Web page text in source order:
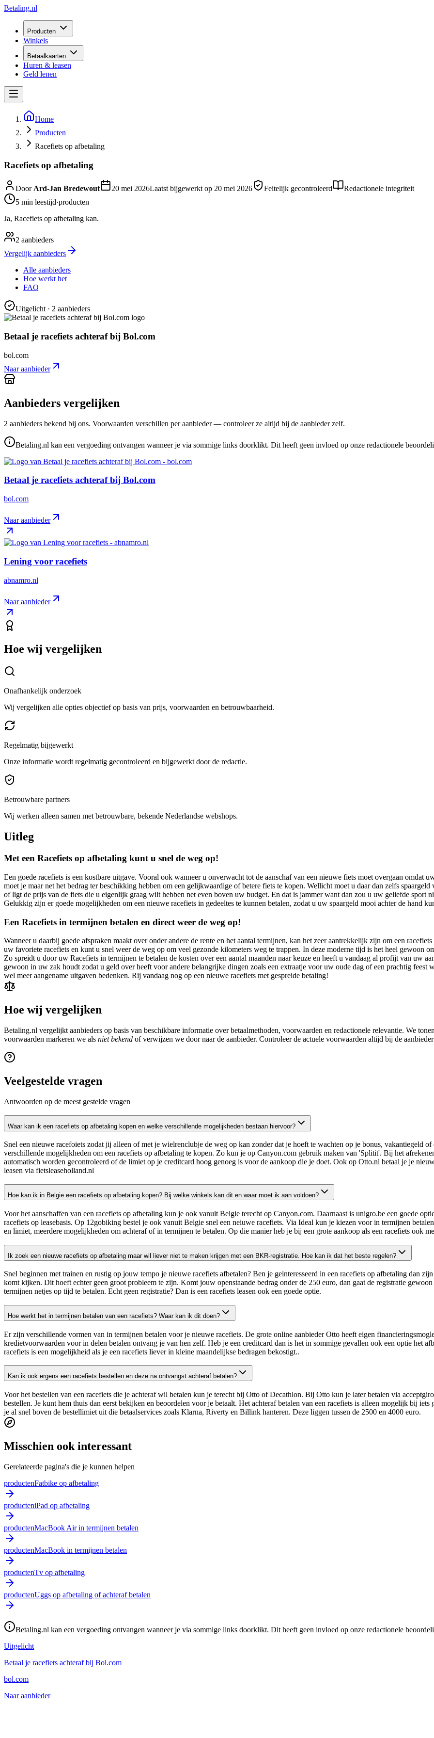
Betaling.nl
Producten
Winkels
Betaalkaarten
Huren & leasen
Geld lenen
Home
Producten
Racefiets op afbetaling
Racefiets op afbetaling
DoorArd-Jan Bredewout 20 mei 2026Laatst bijgewerkt op 20 mei 2026 Feitelijk gecontroleerd
Redactionele integriteit
5 min leestijd·producten
Ja, Racefiets op afbetaling kan.
2 aanbieders
Vergelijk aanbieders
Alle aanbieders
Hoe werkt het
FAQ
Uitgelicht· 2 aanbieders
Betaal je racefiets achteraf bij Bol.com
bol.com
Naar aanbieder
Aanbieders vergelijken
2 aanbieders bekend bij ons. Voorwaarden verschillen per aanbieder — controleer ze altijd bij de aanbieder zelf.
Betaling.nl kan een vergoeding ontvangen wanneer je via sommige links doorklikt. Dit heeft geen invloed op onze redactionele
Betaal je racefiets achteraf bij Bol.com
bol.com
Naar aanbieder
Lening voor racefiets
abnamro.nl
Naar aanbieder
Hoe wij vergelijken
Onafhankelijk onderzoek
Wij vergelijken alle opties objectief op basis van prijs, voorwaarden en betrouwbaarheid.
Regelmatig bijgewerkt
Onze informatie wordt regelmatig gecontroleerd en bijgewerkt door de redactie.
Betrouwbare partners
Wij werken alleen samen met betrouwbare, bekende Nederlandse webshops.
Uitleg
Met een Racefiets op afbetaling kunt u snel de weg op!
Een goede racefiets is een kostbare uitgave. Vooral ook wanneer u onverwacht tot de aanschaf van een nieuwe fiets moet overgaan omdat
moet je maar net het bedrag ter beschikking hebben om een gelijkwaardige of betere fiets te kopen. Wellicht moet u daar dan zelfs
of ligt de prijs van de fiets die u eigenlijk graag wilt hebben net even boven uw budget. En dat is jammer want dan zou u uw geliefde sport
Gelukkig zijn er goede mogelijkheden om een nieuwe racefiets in gedeeltes te kunnen betalen, zodat u uw spaargeld mooi achter de hand
Een Racefiets in termijnen betalen en direct weer de weg op!
Wanneer u daarbij goede afspraken maakt over onder andere de rente en het aantal termijnen, kan het zeer aantrekkelijk zijn om een
uw favoriete racefiets en kunt u snel weer de weg op om veel gezonde kilometers weg te trappen. In deze moderne tijd is het heel gewoon
Zo spreidt u door uw Racefiets in termijnen te betalen de kosten over een aantal maanden naar keuze en heeft u vandaag al profijt van uw
gewoon in uw zak houdt zodat u geld over heeft voor andere belangrijke dingen zoals een extraatje voor uw oude dag of een prachtig
wel meer aangename uitgaven bedenken. Rij vandaag nog op een nieuwe racefiets met gespreide betaling!
Hoe wij vergelijken
Betaling.nl vergelijkt aanbieders op basis van beschikbare informatie over betaalmethoden, voorwaarden en redactionele relevantie. We
voorwaarden markeren we als niet bekend of verwijzen we door naar de aanbieder. Controleer de actuele voorwaarden altijd bij de
Veelgestelde vragen
Antwoorden op de meest gestelde vragen
Waar kan ik een racefiets op afbetaling kopen en welke verschillende mogelijkheden bestaan hiervoor?
Snel een nieuwe racefoiets zodat jij alleen of met je wielrenclubje de weg op kan zonder dat je hoeft te wachten op je bonus, vakantiegeld
verschillende mogelijkheden om een racefiets op afbetaling te kopen. Zo kun je op Canyon.com gebruik maken van 'Splitit'. Bij het
automatisch worden gecontroleerd of de limiet op je creditcard hoog genoeg is voor de aankoop die je doet. Ook op Otto.nl betaal je je
leasen via fietsleaseholland.nl
Hoe kan ik in Belgie een racefiets op afbetaling kopen? Bij welke winkels kan dit en waar moet ik aan voldoen?
Voor het aanschaffen van een racefiets op afbetaling kun je ook vanuit Belgie terecht op Canyon.com. Daarnaast is unigro.be een goede
racefiets op leasebasis. Op 12gobiking bestel je ook vanuit Belgie snel een neiuwe racefiets. Via Ideal kun je kiezen voor in termijnen
en limiet, meerdere mogelijkheden om achteraf of in termijnen te betalen. Op die manier heb je bij een grote aankoop als een racefiets ook
Ik zoek een nieuwe racefiets op afbetaling maar wil liever niet te maken krijgen met een BKR-registratie. Hoe kan ik dat het beste regelen?
Snel beginnen met trainen en rustig op jouw tempo je nieuwe racefiets afbetalen? Ben je geinteresseerd in een racefiets op afbetaling dan
komt kijken. Dit hoeft echter geen groot probleem te zijn. Komt jouw openstaande bedrag onder de 250 euro, dan gaat de registratie
termijnen netjes op tijd te betalen. Echt geen registratie? Dan is een racefiets leasen ook een goede optie.
Hoe werkt het in termijnen betalen van een racefiets? Waar kan ik dit doen?
Er zijn verschillende vormen van in termijnen betalen voor je nieuwe racefiets. De grote online aanbieder Otto heeft eigen
kredietvoorwaarden voor in delen betalen ontvang je van hen zelf. Heb je een creditcard dan is het in sommige gevallen ook een optie het
racefiets is een mogelijkheid als je een racefiets liever in kleine maandelijkse bedragen bekostigt..
Kan ik ook ergens een racefiets bestellen en deze na ontvangst achteraf betalen?
Voor het bestellen van een racefiets die je achteraf wil betalen kun je terecht bij Otto of Decathlon. Bij Otto kun je later betalen via
bestellen. Je kunt hem thuis dan eerst bekijken en beoordelen voor je betaalt. Het achteraf betalen van een racefiets is alleen mogelijk bij
je al snel boven de bestellimiet uit die betaalservices zoals Klarna, Riverty en Billink hanteren. Deze liggen tussen de 2500 en 4000 euro.
Misschien ook interessant
Gerelateerde pagina's die je kunnen helpen
productenFatbike op afbetaling
producteniPad op afbetaling
productenMacBook Air in termijnen betalen
productenMacBook in termijnen betalen
productenTv op afbetaling
productenUggs op afbetaling of achteraf betalen
Betaling.nl kan een vergoeding ontvangen wanneer je via sommige links doorklikt. Dit heeft geen invloed op onze redactionele
Uitgelicht
Betaal je racefiets achteraf bij Bol.com
bol.com
Naar aanbieder